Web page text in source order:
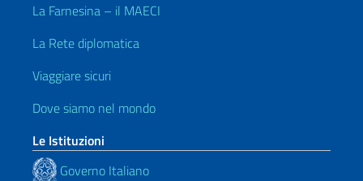
La Farnesina – il MAECI
La Rete diplomatica
Viaggiare sicuri
Dove siamo nel mondo
Le Istituzioni
Governo Italiano